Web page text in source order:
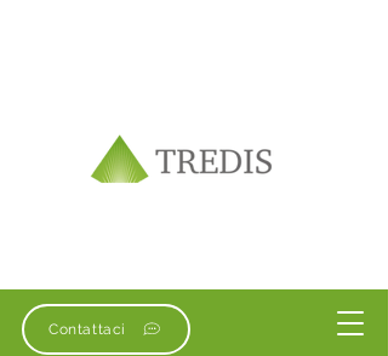
Contattaci